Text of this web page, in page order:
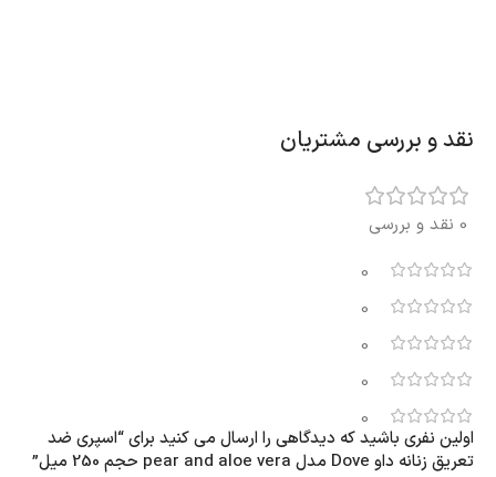
نقد و بررسی مشتریان
0 نقد و بررسی
0
0
0
0
0
اولین نفری باشید که دیدگاهی را ارسال می کنید برای “اسپری ضد
تعریق زنانه داو Dove مدل pear and aloe vera حجم 250 میل”